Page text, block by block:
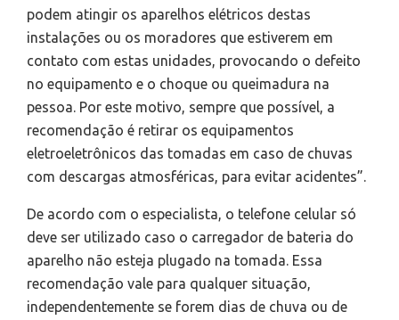
podem atingir os aparelhos elétricos destas
instalações ou os moradores que estiverem em
contato com estas unidades, provocando o defeito
no equipamento e o choque ou queimadura na
pessoa. Por este motivo, sempre que possível, a
recomendação é retirar os equipamentos
eletroeletrônicos das tomadas em caso de chuvas
com descargas atmosféricas, para evitar acidentes”.
De acordo com o especialista, o telefone celular só
deve ser utilizado caso o carregador de bateria do
aparelho não esteja plugado na tomada. Essa
recomendação vale para qualquer situação,
independentemente se forem dias de chuva ou de